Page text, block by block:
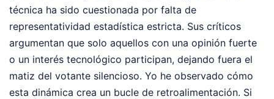
técnica ha sido cuestionada por falta de
representatividad estadística estricta. Sus críticos
argumentan que solo aquellos con una opinión fuerte
o un interés tecnológico participan, dejando fuera el
matiz del votante silencioso. Yo he observado cómo
esta dinámica crea un bucle de retroalimentación. Si